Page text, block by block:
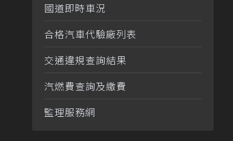
國道即時車況
合格汽車代驗廠列表
交通違規查詢結果
汽燃費查詢及繳費
監理服務網